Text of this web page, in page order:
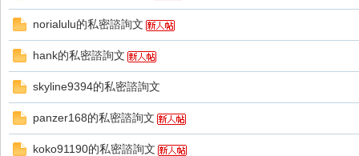
norialulu的私密諮詢文
hank的私密諮詢文
skyline9394的私密諮詢文
panzer168的私密諮詢文
koko91190的私密諮詢文